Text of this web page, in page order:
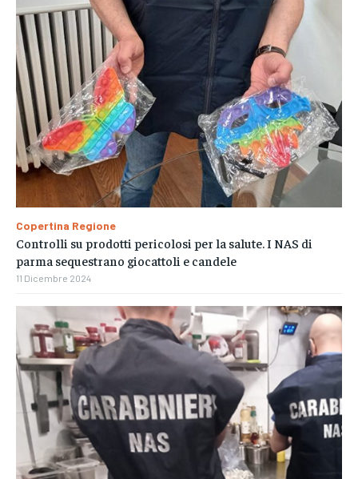
Copertina Regione
Controlli su prodotti pericolosi per la salute. I NAS di
parma sequestrano giocattoli e candele
11 Dicembre 2024